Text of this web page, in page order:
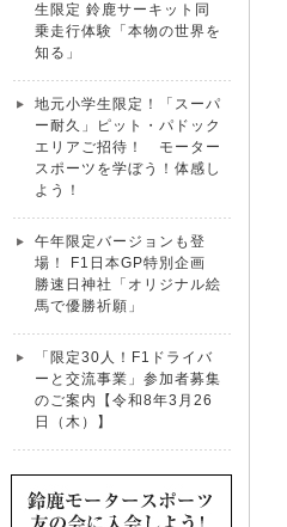
生限定 鈴鹿サーキット同
乗走行体験「本物の世界を
知る」
地元小学生限定！「スーパ
ー耐久」ピット・パドック
エリアご招待！ モーター
スポーツを学ぼう！体感し
よう！
午年限定バージョンも登
場！ F1日本GP特別企画
勝速日神社「オリジナル絵
馬で優勝祈願」
「限定30人！F1ドライバ
ーと交流事業」参加者募集
のご案内【令和8年3月26
日（木）】